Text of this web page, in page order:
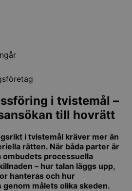
i tvistemål –
till hovrätt
i tvistemål kräver mer än
rätten. När båda parter är
ombudets processuella
– hur talan läggs upp,
hanteras och hur
målets olika skeden.